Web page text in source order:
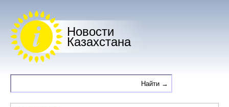
Новости
Казахстана